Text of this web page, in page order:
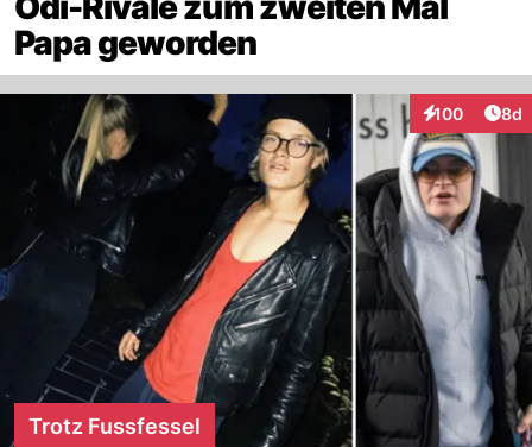
Papa geworden
100
Interaktionen
8d
Trotz Fussfessel